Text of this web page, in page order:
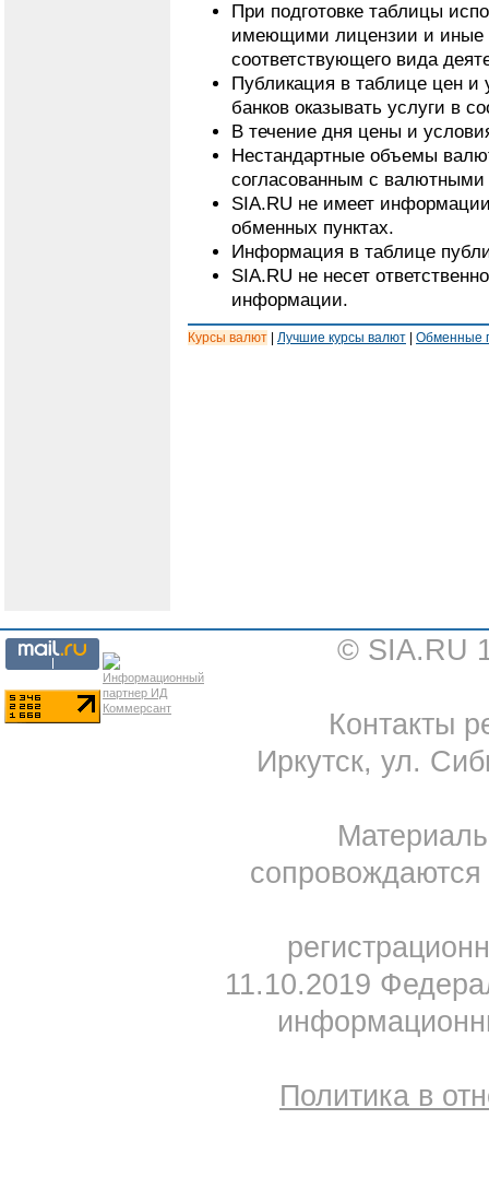
При подготовке таблицы
имеющими лицензии и иные
соответствующего вида
Публикация в таблице цен и
банков оказывать услуги в
В течение дня цены и
Нестандартные объемы
согласованным с валютными
SIA.RU не имеет
обменных пунктах.
Информация в таблице
SIA.RU не несет
информации.
Курсы валют Лучшие курсы валют Обменные
© SIA.RU
Контакты
Иркутск, ул.
11.10.2019
Политика в